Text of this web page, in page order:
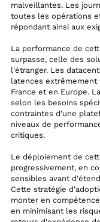
malveillantes. Les
toutes les opérations
répondant ainsi aux
La performance de
surpasse, celle des
l'étranger. Les
latences
France et en Europe.
selon les besoins
contraintes d'une
niveaux de
critiques.
Le déploiement de
progressivement, en
sensibles avant
Cette stratégie
monter en
en minimisant les